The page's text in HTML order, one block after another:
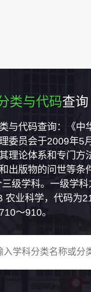
类与代码查询
与代码查询：《中
委员会于2009年5
理论体系和专门方
出版物的问世等条
级学科。一级学
农业科学，代码为
～910。